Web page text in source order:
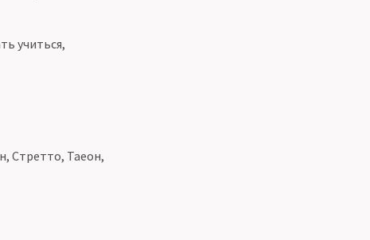
учиться,
Стретто, Таеон,